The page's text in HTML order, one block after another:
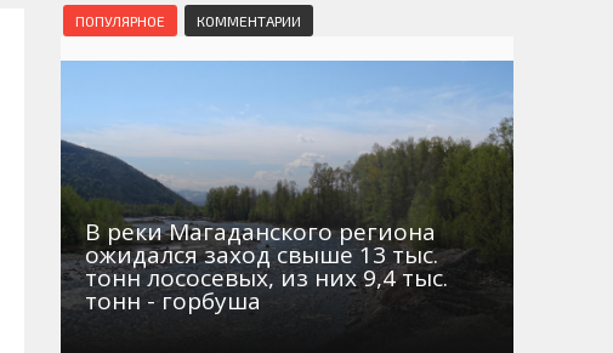
Маршруты. Улицы, остановки
Автобусы Магадан – Аэропорт
Таблица приливов отливов
Мошенники
Интернет
Браконьеры
ПОПУЛЯРНОЕ КОММЕНТАРИИ
В реки Магаданского региона
ожидался заход свыше 13 тыс.
тонн лососевых, из них 9,4 тыс.
тонн - горбуша